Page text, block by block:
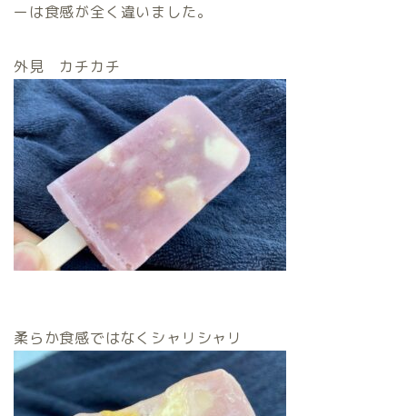
ーは食感が全く違いました。
外見 カチカチ
柔らか食感ではなくシャリシャリ